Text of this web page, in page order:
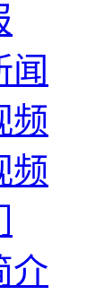
闻
频
频
介